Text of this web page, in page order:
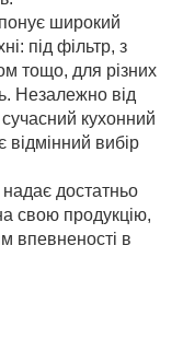
широкий
під фільтр, з
тощо, для різних
Незалежно від
кухонний
відмінний вибір
достатньо
свою продукцію,
впевненості в